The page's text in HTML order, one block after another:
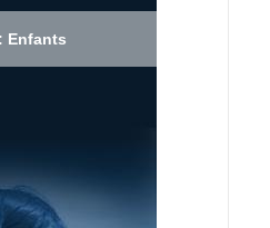
Enfants